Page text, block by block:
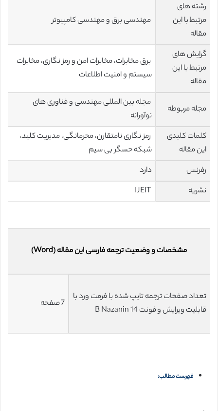
رشته های
مرتبط با این
مقاله
مهندسی برق و مهندسی کامپیوتر
گرایش های
مرتبط با این
مقاله
برق مخابرات، مخابرات امن و رمز نگاری، مخابرات
سیستم و امنیت اطلاعات
مجله مربوطه
مجله بین المللی مهندسی و فناوری های
نوآورانه
کلمات کلیدی
این مقاله
رمز نگاری نامتقارن، محرمانگی، مدیریت کلید،
شبکه حسگر بی سیم
رفرنس
دارد
نشریه
مشخصات و وضعیت ترجمه فارسی این مقاله (Word)
تعداد صفحات ترجمه تایپ شده با فرمت ورد با
قابلیت ویرایش و فونت 14 B Nazanin
7 صفحه
فهرست مطالب: